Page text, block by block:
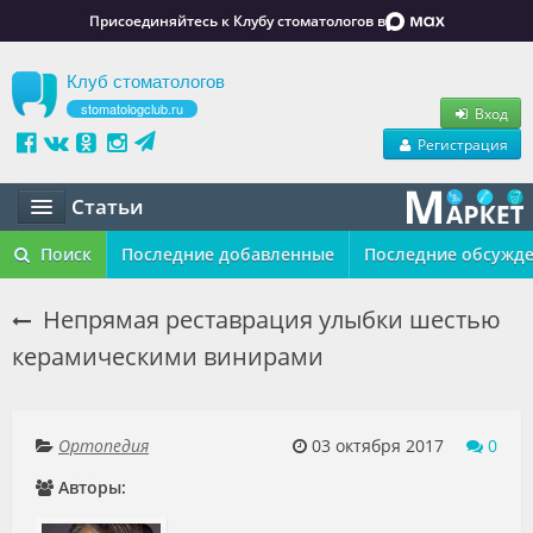
Присоединяйтесь к Клубу стоматологов в
Клуб стоматологов
stomatologclub.ru
Вход
Регистрация
Статьи
Статьи
Обучение
Резюме
Объявления
Поиск Последние добавленные Последние
Непрямая реставрация улыбки шестью
керамическими винирами
Ортопедия 03 октября 2017
0
Авторы: